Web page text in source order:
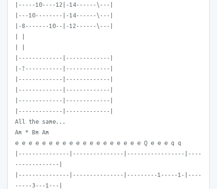
|-----10----12|-14------\---|
|---10--------|-14------\---|
|-8-------10--|-12------\---|
|-------------|-------------|
|-?-----------|-------------|
|-------------|-------------|
|-------------|-------------|
|-------------|-------------|
|-------------|-------------|
All the same...
Am * Bm Am
e e e e e e e e e e e e e e e e e e e Q e e e q q
|---------------|---------------|-----------------|----
-------------|
|---------------|---------------|---------1-----1-|----
-----3---1---|